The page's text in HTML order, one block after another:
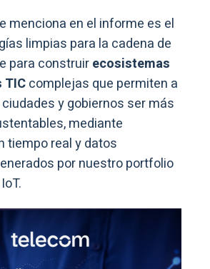
menciona en el informe es el
limpias para la cadena de
para construirecosistemas
TICcomplejas que permiten a
y gobiernos ser más
mediante
tiempo real y datos
por nuestro portfolio